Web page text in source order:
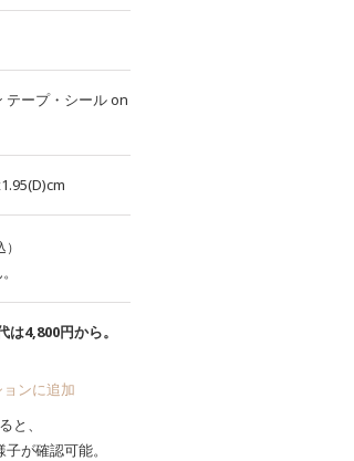
テープ・シールon
4,800円から。
ンに追加
と、
が確認可能。